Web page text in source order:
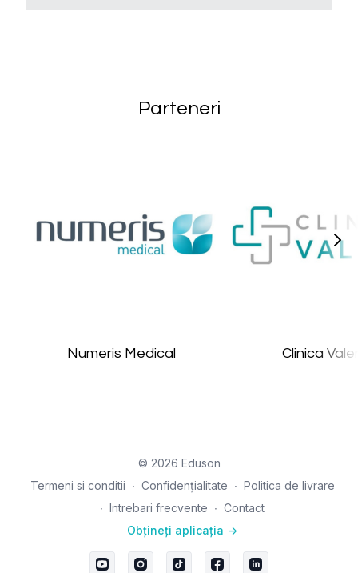
Parteneri
Numeris Medical Clinica
© 2026 Eduson
Termeni si conditii ∙ Confidențialitate ∙ Politica de livrare
∙ Intrebari frecvente ∙ Contact
Obțineți aplicația ->